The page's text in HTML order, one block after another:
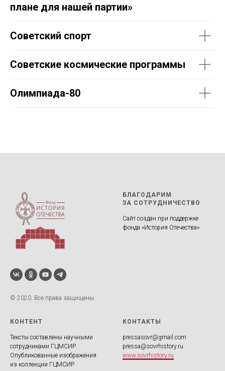
плане для нашей партии»
Советский спорт
Советские космические программы
Олимпиада-80
© 2020. Все права защищены.
БЛАГОДАРИМ
ЗА СОТРУДНИЧЕСТВО
Сайт создан при поддержке
фонда «История Отечества»‎
КОНТЕНТ
Тексты составлены научными
сотрудниками ГЦМСИР.
Опубликованные изображения
из коллекции ГЦМСИР
КОНТАКТЫ
pressasovr@gmail.com
pressa@sovrhistory.ru
www.sovrhistory.ru